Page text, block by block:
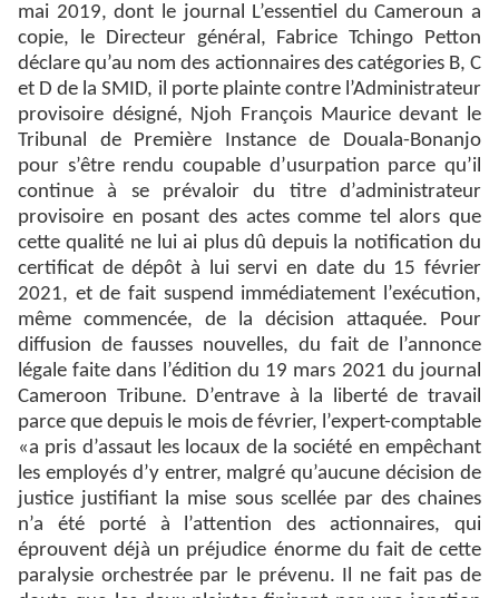
mai 2019, dont le journal L’essentiel du Cameroun a
copie, le Directeur général, Fabrice Tchingo Petton
déclare qu’au nom des actionnaires des catégories B, C
et D de la SMID, il porte plainte contre l’Administrateur
provisoire désigné, Njoh François Maurice devant le
Tribunal de Première Instance de Douala-Bonanjo
pour s’être rendu coupable d’usurpation parce qu’il
continue à se prévaloir du titre d’administrateur
provisoire en posant des actes comme tel alors que
cette qualité ne lui ai plus dû depuis la notification du
certificat de dépôt à lui servi en date du 15 février
2021, et de fait suspend immédiatement l’exécution,
même commencée, de la décision attaquée. Pour
diffusion de fausses nouvelles, du fait de l’annonce
légale faite dans l’édition du 19 mars 2021 du journal
Cameroon Tribune. D’entrave à la liberté de travail
parce que depuis le mois de février, l’expert-comptable
«a pris d’assaut les locaux de la société en empêchant
les employés d’y entrer, malgré qu’aucune décision de
justice justifiant la mise sous scellée par des chaines
n’a été porté à l’attention des actionnaires, qui
éprouvent déjà un préjudice énorme du fait de cette
paralysie orchestrée par le prévenu. Il ne fait pas de